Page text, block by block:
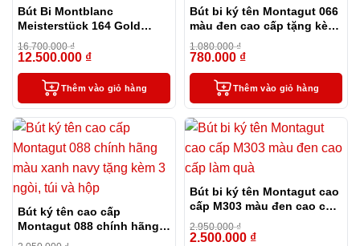
Bút Bi Montblanc
Meisterstück 164 Gold
Coated Classique
16.700.000₫
12.500.000 ₫
Thêm vào giỏ hàng
Bút bi ký tên Montagut 066
màu đen cao cấp tặng kèm
2 ngòi thay thế
1.080.000₫
780.000 ₫
Thêm vào giỏ hàng
Bút ký tên cao cấp
Montagut 088 chính hãng
màu xanh navy tặng kèm 3
Bút bi ký tên Montagut cao
cấp M303 màu đen cao cấp
làm quà
2.950.000₫
2.500.000 ₫